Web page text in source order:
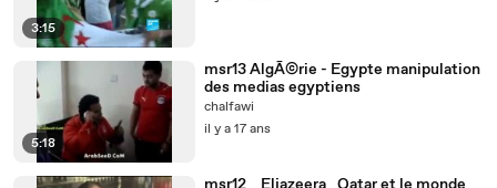
3:15
5:18
msr13 AlgÃ©rie - Egypte manipulation
des medias egyptiens
chalfawi
il y a 17 ans